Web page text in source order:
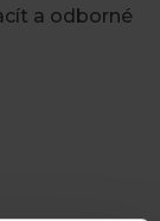
a odborné